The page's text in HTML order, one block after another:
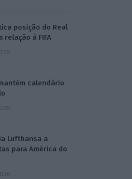
posição do Real
relação à FIFA
calendário
Lufthansa a
para América do